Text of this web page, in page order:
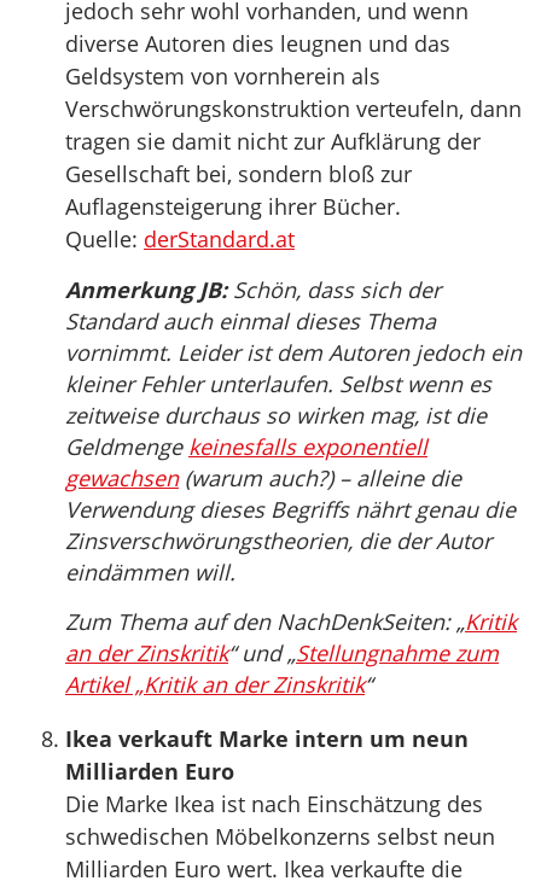
jedoch sehr wohl vorhanden, und wenn
diverse Autoren dies leugnen und das
Geldsystem von vornherein als
Verschwörungskonstruktion verteufeln, dann
tragen sie damit nicht zur Aufklärung der
Gesellschaft bei, sondern bloß zur
Auflagensteigerung ihrer Bücher.
Quelle: derStandard.at
Anmerkung JB:Schön, dass sich der
Standard auch einmal dieses Thema
vornimmt. Leider ist dem Autoren jedoch ein
kleiner Fehler unterlaufen. Selbst wenn es
zeitweise durchaus so wirken mag, ist die
Geldmenge keinesfalls exponentiell
gewachsen(warum auch?) – alleine die
Verwendung dieses Begriffs nährt genau die
Zinsverschwörungstheorien, die der Autor
eindämmen will.
Zum Thema auf den NachDenkSeiten: „Kritik
an der Zinskritik“ und „Stellungnahme zum
Artikel „Kritik an der Zinskritik“
Ikea verkauft Marke intern um neun
Milliarden Euro
Die Marke Ikea ist nach Einschätzung des
schwedischen Möbelkonzerns selbst neun
Milliarden Euro wert. Ikea verkaufte die